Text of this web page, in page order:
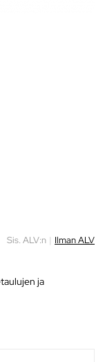
Sis. ALV:n | Ilman ALV
ja